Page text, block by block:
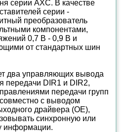
серии AXC. В качестве
серии -
преобразователь
компонентами,
0,7 В - 0,9 В и
от стандартных шин
два управляющих вывода
передачи DIR1 и DIR2,
передачи групп
с выводом
драйвера (ОЕ),
синхронную или
информации.